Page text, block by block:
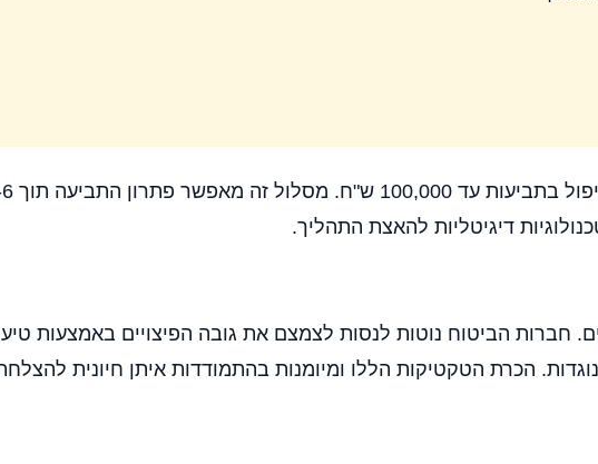
דיגיטליות להאצת התהליך.
חברות הביטוח נוטות לנסות לצמצם את גובה הפיצויים באמצעות
הכרת הטקטיקות הללו ומיומנות בהתמודדות איתן חיונית